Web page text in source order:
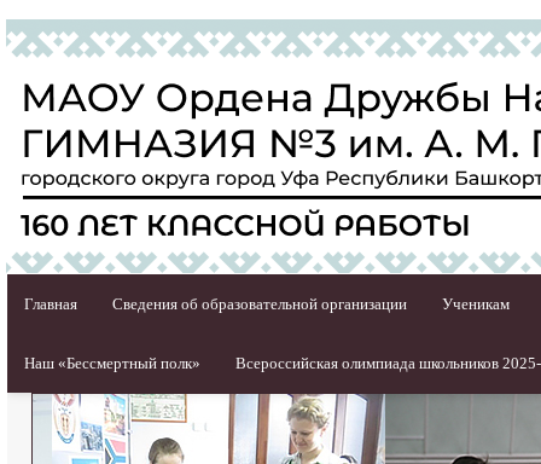
Главная Сведения об образовательной организации Ученикам
Наш «Бессмертный полк» Всероссийская олимпиада школьников